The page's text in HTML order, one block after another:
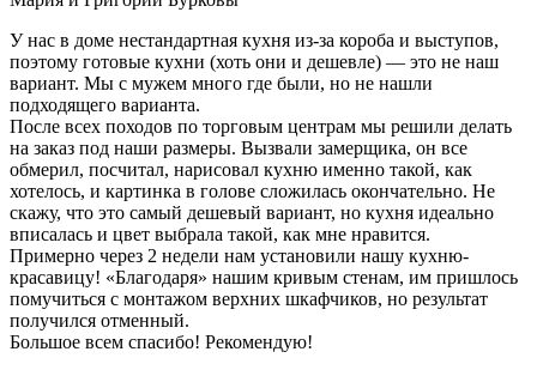
У нас в доме нестандартная кухня из-за короба и выступов,
поэтому готовые кухни (хоть они и дешевле) — это не наш
вариант. Мы с мужем много где были, но не нашли
подходящего варианта.
После всех походов по торговым центрам мы решили делать
на заказ под наши размеры. Вызвали замерщика, он все
обмерил, посчитал, нарисовал кухню именно такой, как
хотелось, и картинка в голове сложилась окончательно. Не
скажу, что это самый дешевый вариант, но кухня идеально
вписалась и цвет выбрала такой, как мне нравится.
Примерно через 2 недели нам установили нашу кухню-
красавицу! «Благодаря» нашим кривым стенам, им пришлось
помучиться с монтажом верхних шкафчиков, но результат
получился отменный.
Большое всем спасибо! Рекомендую!